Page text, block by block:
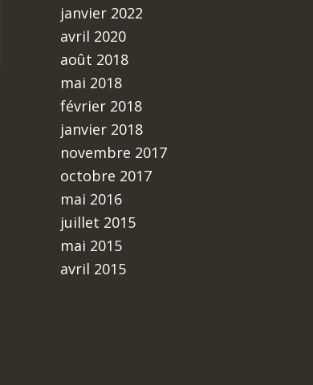
janvier 2022
avril 2020
août 2018
mai 2018
février 2018
janvier 2018
novembre 2017
octobre 2017
mai 2016
juillet 2015
mai 2015
avril 2015